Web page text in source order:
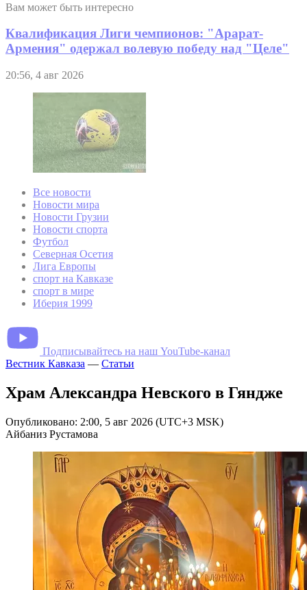
Вам может быть интересно
Квалификация Лиги чемпионов: "Арарат-
Армения" одержал волевую победу над "Целе"
20:56, 4 авг 2026
Все новости
Новости мира
Новости Грузии
Новости спорта
Футбол
Северная Осетия
Лига Европы
спорт на Кавказе
спорт в мире
Иберия 1999
Подписывайтесь на наш YouTube-канал
Вестник Кавказа — Статьи
Храм Александра Невского в Гяндже
Опубликовано: 2:00, 5 авг 2026 (UTC+3 MSK)
Айбаниз Рустамова